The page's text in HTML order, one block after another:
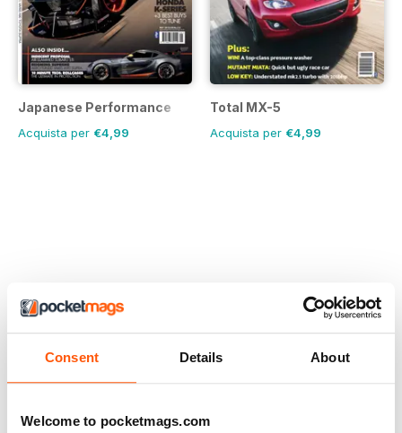
Consent Details About
Welcome to pocketmags.com
Japanese Performance
Acquista per €4,99
Total MX-5
Acquista per €4,99